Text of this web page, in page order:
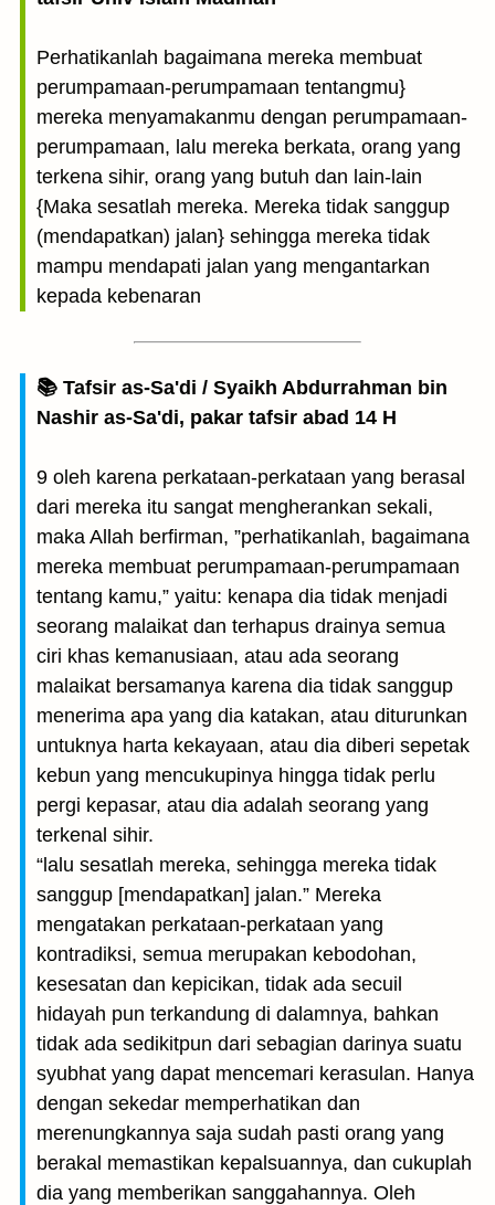
Perhatikanlah bagaimana mereka membuat
perumpamaan-perumpamaan tentangmu}
mereka menyamakanmu dengan perumpamaan-
perumpamaan, lalu mereka berkata, orang yang
terkena sihir, orang yang butuh dan lain-lain
{Maka sesatlah mereka. Mereka tidak sanggup
(mendapatkan) jalan} sehingga mereka tidak
mampu mendapati jalan yang mengantarkan
kepada kebenaran
📚 Tafsir as-Sa'di / Syaikh Abdurrahman bin
Nashir as-Sa'di, pakar tafsir abad 14 H
9 oleh karena perkataan-perkataan yang berasal
dari mereka itu sangat mengherankan sekali,
maka Allah berfirman, ”perhatikanlah, bagaimana
mereka membuat perumpamaan-perumpamaan
tentang kamu,” yaitu: kenapa dia tidak menjadi
seorang malaikat dan terhapus drainya semua
ciri khas kemanusiaan, atau ada seorang
malaikat bersamanya karena dia tidak sanggup
menerima apa yang dia katakan, atau diturunkan
untuknya harta kekayaan, atau dia diberi sepetak
kebun yang mencukupinya hingga tidak perlu
pergi kepasar, atau dia adalah seorang yang
terkenal sihir.
“lalu sesatlah mereka, sehingga mereka tidak
sanggup [mendapatkan] jalan.” Mereka
mengatakan perkataan-perkataan yang
kontradiksi, semua merupakan kebodohan,
kesesatan dan kepicikan, tidak ada secuil
hidayah pun terkandung di dalamnya, bahkan
tidak ada sedikitpun dari sebagian darinya suatu
syubhat yang dapat mencemari kerasulan. Hanya
dengan sekedar memperhatikan dan
merenungkannya saja sudah pasti orang yang
berakal memastikan kepalsuannya, dan cukuplah
dia yang memberikan sanggahannya. Oleh